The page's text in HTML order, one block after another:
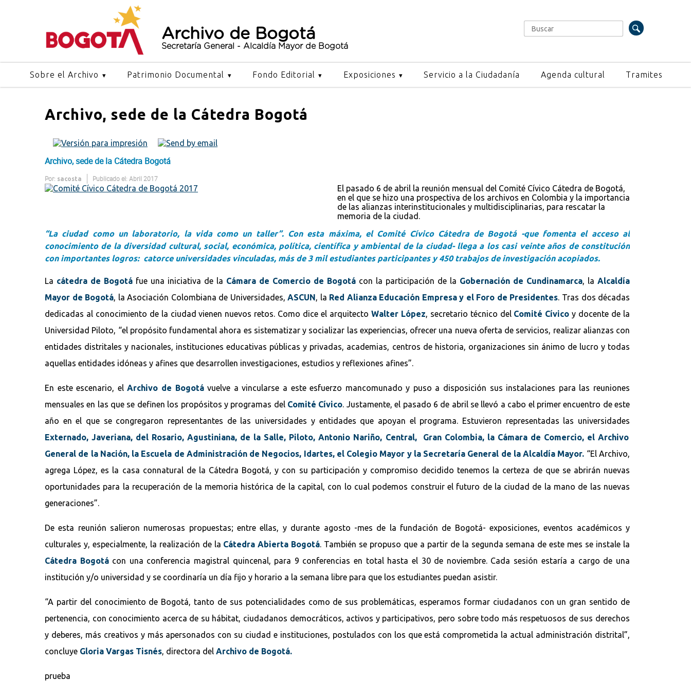
Archivo de Bogotá
Secretaría General - Alcaldía Mayor de Bogotá
Formulario de búsqueda
Buscar
Sobre el Archivo Patrimonio Documental Fondo Editorial Exposiciones Servicio a la Ciudadanía Agenda cultural Tramites
Archivo, sede de la Cátedra Bogotá
Archivo, sede de la Cátedra Bogotá
Por: sacosta Publicado el: Abril 2017
El pasado 6 de abril la reunión mensual del Comité Cívico Cátedra de Bogotá,
en el que se hizo una prospectiva de los archivos en Colombia y la importancia
de las alianzas interinstitucionales y multidisciplinarias, para rescatar la
memoria de la ciudad.
“La ciudad como un laboratorio, la vida como un taller”. Con esta máxima, el Comité Cívico Cátedra de Bogotá -que fomenta el acceso al
conocimiento de la diversidad cultural, social, económica, política, científica y ambiental de la ciudad- llega a los casi veinte años de constitución
con importantes logros: catorce universidades vinculadas, más de 3 mil estudiantes participantes y 450 trabajos de investigación acopiados.
La cátedra de Bogotá fue una iniciativa de la Cámara de Comercio de Bogotá con la participación de la Gobernación de Cundinamarca, la Alcaldía
Mayor de Bogotá, la Asociación Colombiana de Universidades, ASCUN, la Red Alianza Educación Empresa y el Foro de Presidentes. Tras dos décadas
dedicadas al conocimiento de la ciudad vienen nuevos retos. Como dice el arquitecto Walter López, secretario técnico del Comité Cívicoy docente de la
Universidad Piloto, “el propósito fundamental ahora es sistematizar y socializar las experiencias, ofrecer una nueva oferta de servicios, realizar alianzas con
entidades distritales y nacionales, instituciones educativas públicas y privadas, academias, centros de historia, organizaciones sin ánimo de lucro y todas
aquellas entidades idóneas y afines que desarrollen investigaciones, estudios y reflexiones afines”.
En este escenario, elArchivo de Bogotávuelve a vincularse a este esfuerzo mancomunado y puso a disposición sus instalaciones para las reuniones
mensuales en las que se definen los propósitos y programas del Comité Cívico. Justamente, el pasado 6 de abril se llevó a cabo el primer encuentro de este
año en el que se congregaron representantes de las universidades y entidades que apoyan el programa. Estuvieron representadas las universidades
Externado, Javeriana, del Rosario, Agustiniana, de la Salle, Piloto, Antonio Nariño, Central, Gran Colombia, la Cámara de Comercio, el Archivo
General de la Nación, la Escuela de Administración de Negocios, Idartes, el Colegio Mayor y la Secretaría General de la Alcaldía Mayor. “El Archivo,
agrega López, es la casa connatural de la Cátedra Bogotá, y con su participación y compromiso decidido tenemos la certeza de que se abrirán nuevas
oportunidades para la recuperación de la memoria histórica de la capital, con lo cual podemos construir el futuro de la ciudad de la mano de las nuevas
generaciones”.
De esta reunión salieron numerosas propuestas; entre ellas, y durante agosto -mes de la fundación de Bogotá- exposiciones, eventos académicos y
culturales y, especialmente, la realización de la Cátedra Abierta Bogotá. También se propuso que a partir de la segunda semana de este mes se instale la
Cátedra Bogotácon una conferencia magistral quincenal, para 9 conferencias en total hasta el 30 de noviembre. Cada sesión estaría a cargo de una
institución y/o universidad y se coordinaría un día fijo y horario a la semana libre para que los estudiantes puedan asistir.
“A partir del conocimiento de Bogotá, tanto de sus potencialidades como de sus problemáticas, esperamos formar ciudadanos con un gran sentido de
pertenencia, con conocimiento acerca de su hábitat, ciudadanos democráticos, activos y participativos, pero sobre todo más respetuosos de sus derechos
y deberes, más creativos y más apersonados con su ciudad e instituciones, postulados con los que está comprometida la actual administración distrital”,
concluye Gloria Vargas Tisnés, directora del Archivo de Bogotá.
prueba